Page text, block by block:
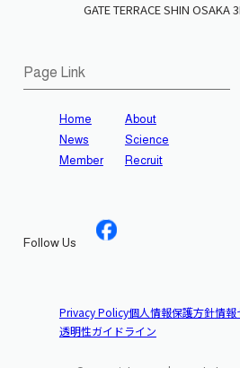
GATE TERRACE SHIN OSAKA
Page Link
Home
About
News
Science
Member
Recruit
Follow Us
Privacy Policy個人情報保護方針情報
透明性ガイドライン